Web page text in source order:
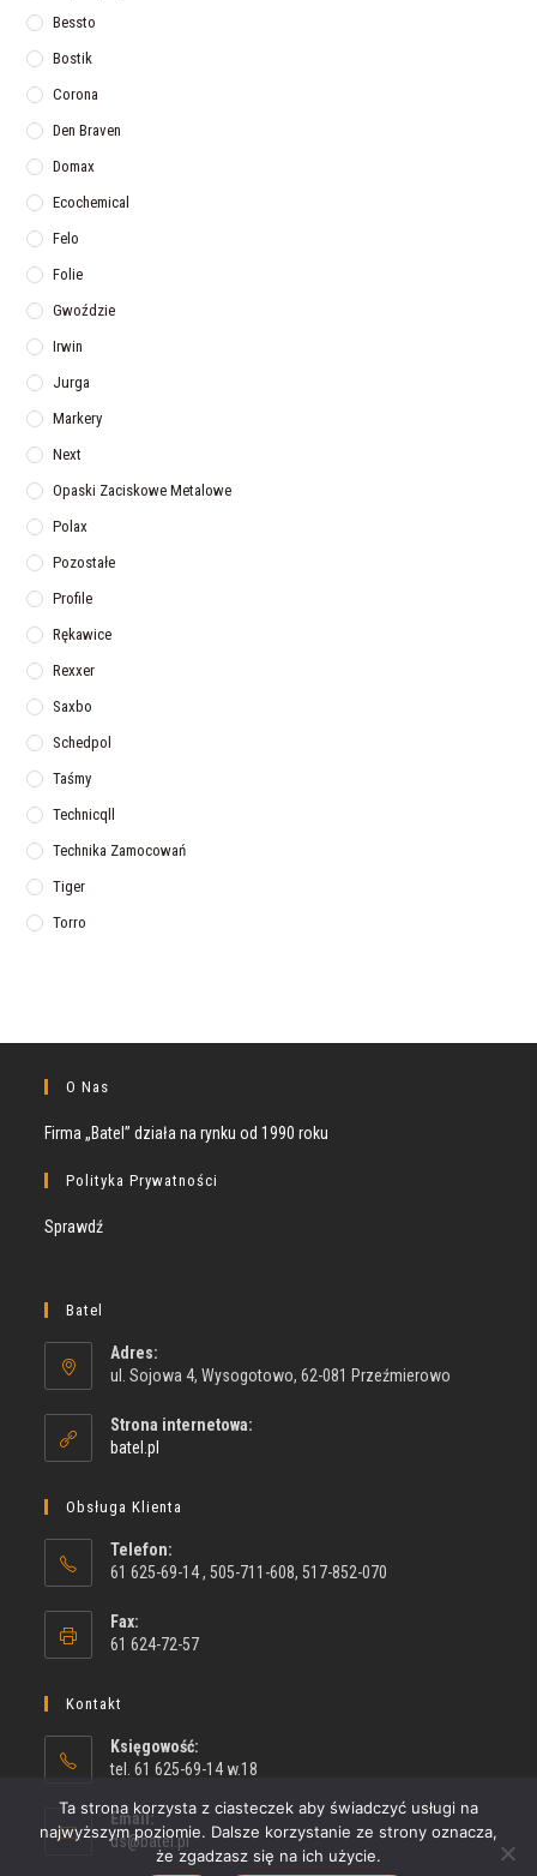
Bessto
Bostik
Corona
Den Braven
Domax
Ecochemical
Felo
Folie
Gwoździe
Irwin
Jurga
Markery
Next
Opaski Zaciskowe Metalowe
Polax
Pozostałe
Profile
Rękawice
Rexxer
Saxbo
Schedpol
Taśmy
Technicqll
Technika Zamocowań
Tiger
Torro
O Nas
Firma „Batel” działa na rynku od 1990 roku
Polityka Prywatności
Sprawdź
Batel
Adres:
ul. Sojowa 4, Wysogotowo, 62-081 Przeźmierowo
Strona internetowa:
batel.pl
Obsługa Klienta
Telefon:
61 625-69-14 , 505-711-608, 517-852-070
Fax:
61 624-72-57
Kontakt
Księgowość:
tel. 61 625-69-14 w.18
Email:
ds@batel.pl
Ta strona korzysta z ciasteczek aby świadczyć usługi na
najwyższym poziomie. Dalsze korzystanie ze strony oznacza,
że zgadzasz się na ich użycie.